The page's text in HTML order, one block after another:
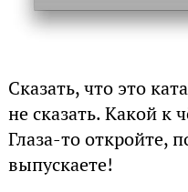
Сказать, что это
не сказать. Какой к
Глаза-то откройте,
выпускаете!